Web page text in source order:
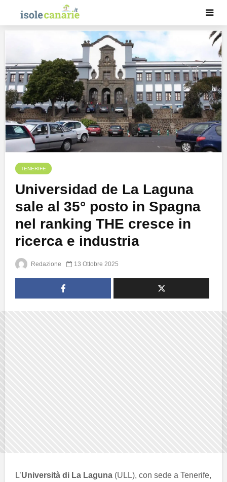
TENERIFE
Universidad de La Laguna
sale al 35° posto in Spagna
nel ranking THE cresce in
ricerca e industria
Redazione 13 Ottobre 2025
L’Università di La Laguna (ULL), con sede a Tenerife,